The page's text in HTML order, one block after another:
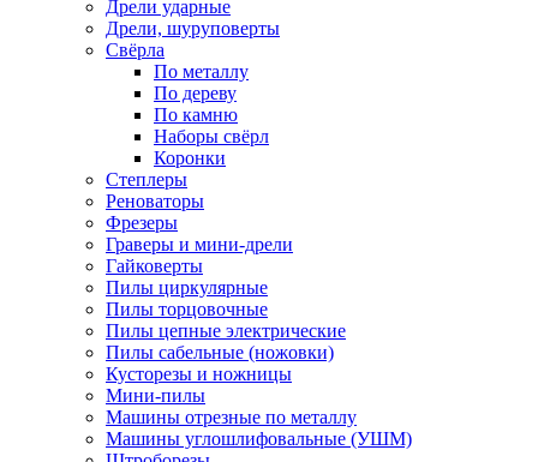
Дрели ударные
Дрели, шуруповерты
Свёрла
По металлу
По дереву
По камню
Наборы свёрл
Коронки
Степлеры
Реноваторы
Фрезеры
Граверы и мини-дрели
Гайковерты
Пилы циркулярные
Пилы торцовочные
Пилы цепные электрические
Пилы сабельные (ножовки)
Кусторезы и ножницы
Мини-пилы
Машины отрезные по металлу
Машины углошлифовальные (УШМ)